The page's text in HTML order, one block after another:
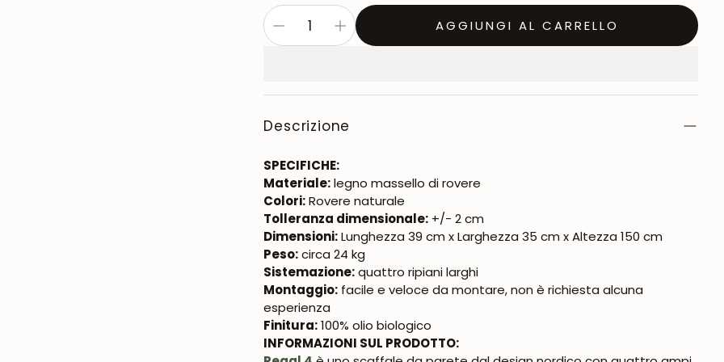
AGGIUNGI AL CARRELLO
Descrizione
SPECIFICHE:
Materiale:legno massello di rovere
Colori:Rovere naturale
Tolleranza dimensionale: +/- 2 cm
Dimensioni:Lunghezza 39 cm x Larghezza 35 cm x Altezza 150 cm
Peso:circa 24 kg
Sistemazione:quattro ripiani larghi
Montaggio: facile e veloce da montare, non è richiesta alcuna
esperienza
Finitura:100% olio biologico
INFORMAZIONI SUL PRODOTTO: